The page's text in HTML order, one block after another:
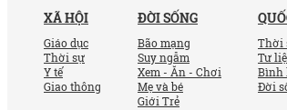
XÃ HỘI
Giáo dục
Thời sự
Y tế
Giao thông
ĐỜI SỐNG
Bão mạng
Suy ngẫm
Xem - Ăn - Chơi
Mẹ và bé
Giới Trẻ
Thời
Tư
Bình
Đời